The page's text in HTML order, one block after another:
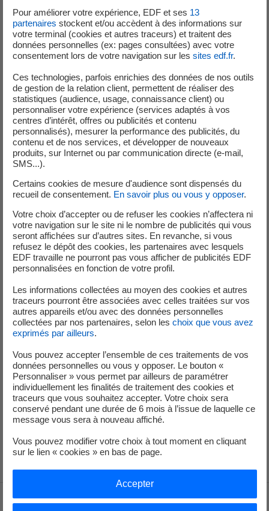
ENRESA les meilleurs pratiques développées sur nos
chantiers de démantèlement » déclare Sylvain Granger,
directeur des Projets Déconstruction-Déchets d’EDF.
« Ce contrat est une occasion de travailler avec EDF qui
est face à des challenges similaires en France. Cela
démontre en outre notre expertise et nos capacités à
apporter des solutions innovantes en matière de
déconstruction », indique Yves Brachet, le vice-président
de Westinghouse.
Vandellòs est un réacteur de type Uranium Naturel
Graphite Gaz (UNGG) exploité de 1972 à 1989.
Analystes et Investisseurs
Service de Presse
+33 (1) 40 42 46 37
service-de-presse@edf.fr
Voir le fil d'ariane
Pour améliorer votre expérience, EDF et ses 13
partenaires stockent et/ou accèdent à des informations sur
votre terminal (cookies et autres traceurs) et traitent des
données personnelles (ex: pages consultées) avec votre
consentement lors de votre navigation sur les sites edf.fr.
Ces technologies, parfois enrichies des données de nos outils
de gestion de la relation client, permettent de réaliser des
statistiques (audience, usage, connaissance client) ou
personnaliser votre expérience (services adaptés à vos
centres d’intérêt, offres ou publicités et contenu
personnalisés), mesurer la performance des publicités, du
contenu et de nos services, et développer de nouveaux
produits, sur Internet ou par communication directe (e-mail,
SMS...).
Certains cookies de mesure d'audience sont dispensés du
recueil de consentement. En savoir plus ou vous y opposer.
Votre choix d’accepter ou de refuser les cookies n’affectera ni
votre navigation sur le site ni le nombre de publicités qui vous
seront affichées sur d’autres sites. En revanche, si vous
refusez le dépôt des cookies, les partenaires avec lesquels
EDF travaille ne pourront pas vous afficher de publicités EDF
personnalisées en fonction de votre profil.
Les informations collectées au moyen des cookies et autres
traceurs pourront être associées avec celles traitées sur vos
autres appareils et/ou avec des données personnelles
collectées par nos partenaires, selon les choix que vous avez
exprimés par ailleurs.
Vous pouvez accepter l’ensemble de ces traitements de vos
données personnelles ou vous y opposer. Le bouton «
Personnaliser » vous permet par ailleurs de paramétrer
individuellement les finalités de traitement des cookies et
traceurs que vous souhaitez accepter. Votre choix sera
conservé pendant une durée de 6 mois à l’issue de laquelle ce
message vous sera à nouveau affiché.
Vous pouvez modifier votre choix à tout moment en cliquant
sur le lien « cookies » en bas de page.
Accepter